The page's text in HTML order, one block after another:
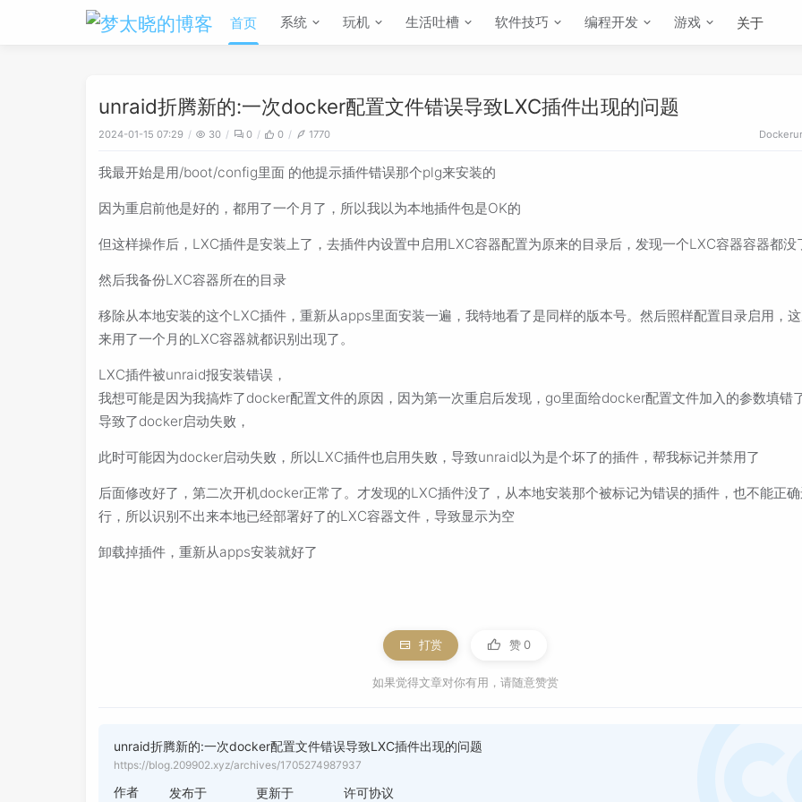
首页 系统 玩机 生活吐槽 软件技巧 编程开发 游戏 关于
unraid折腾新的:一次docker配置文件错误导致LXC插件出现的问题
2024-01-15 07:29 30 0 0 1770 Docker
我最开始是用/boot/config里面 的他提示插件错误那个plg来安装的
因为重启前他是好的，都用了一个月了，所以我以为本地插件包是OK的
但这样操作后，LXC插件是安装上了，去插件内设置中启用LXC容器配置为原来的目录后，发现一个LXC容器容器都没
然后我备份LXC容器所在的目录
移除从本地安装的这个LXC插件，重新从apps里面安装一遍，我特地看了是同样的版本号。然后照样配置目录启用，
来用了一个月的LXC容器就都识别出现了。
LXC插件被unraid报安装错误，
我想可能是因为我搞炸了docker配置文件的原因，因为第一次重启后发现，go里面给docker配置文件加入的参数填错
导致了docker启动失败，
此时可能因为docker启动失败，所以LXC插件也启用失败，导致unraid以为是个坏了的插件，帮我标记并禁用了
后面修改好了，第二次开机docker正常了。才发现的LXC插件没了，从本地安装那个被标记为错误的插件，也不能正
行，所以识别不出来本地已经部署好了的LXC容器文件，导致显示为空
卸载掉插件，重新从apps安装就好了
打赏 赞0
如果觉得文章对你有用，请随意赞赏
unraid折腾新的:一次docker配置文件错误导致LXC插件出现的问题
https://blog.209902.xyz/archives/1705274987937
作者
发布于
更新于
许可协议